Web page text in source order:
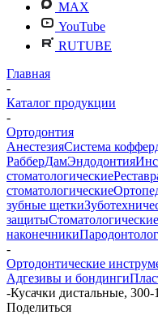
MAX
YouTube
RUTUBE
Главная
-
Каталог продукции
-
Ортодонтия
АнестезияСистема
РабберДамЭндодонтия
стоматологические
стоматологические
зубные щетки
защитыСтоматологические
наконечники
-
Ортодонтические
Адгезивы и бондинги
-Кусачки дистальные, 300-
Поделиться